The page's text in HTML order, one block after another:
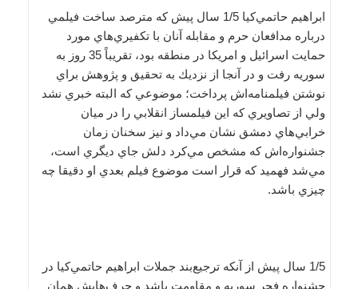
ابراهيم حاتمي‌كيا 1/5 سال پيش كه مترصد ساخت فيلمي
درباره مدافعان حرم و مقابله آنان با تكفيري‌هاي مورد
حمايت اسرائيل و امريكا در منطقه بود، تقريباً 35 روز به
سوريه رفت و در آنجا از نزديك به تحقيق و پژوهش براي
نوشتن فيلمنامه‌اش پرداخت؛ موضوعي كه البته خبري نشد
ولي از تصاويري كه اين فيلمساز انقلابي را در ميان
خرابي‌هاي دمشق نشان مي‌داد و نيز سخنان زمان
جشنواره‌اش كه مشخص مي‌كرد دلش جاي ديگري است،
مي‌شد فهميد كه قرار است موضوع فيلم بعدي او دقيقا چه
چيزي باشد.
1/5 سال پيش از آنكه ترجيع‌بند جملات ابراهيم حاتمي‌كيا در
جشنواره فجر سوريه و مقاومت باشد و حرف‌هايش همان